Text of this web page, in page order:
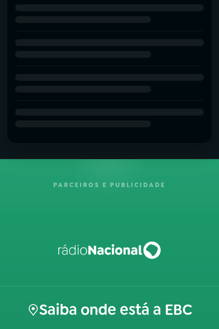
PARCEIROS E PUBLICIDADE
Saiba onde está a EBC